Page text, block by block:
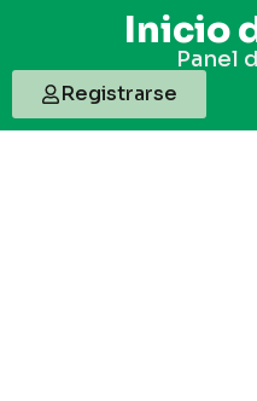
Inicio
Panel
Registrarse